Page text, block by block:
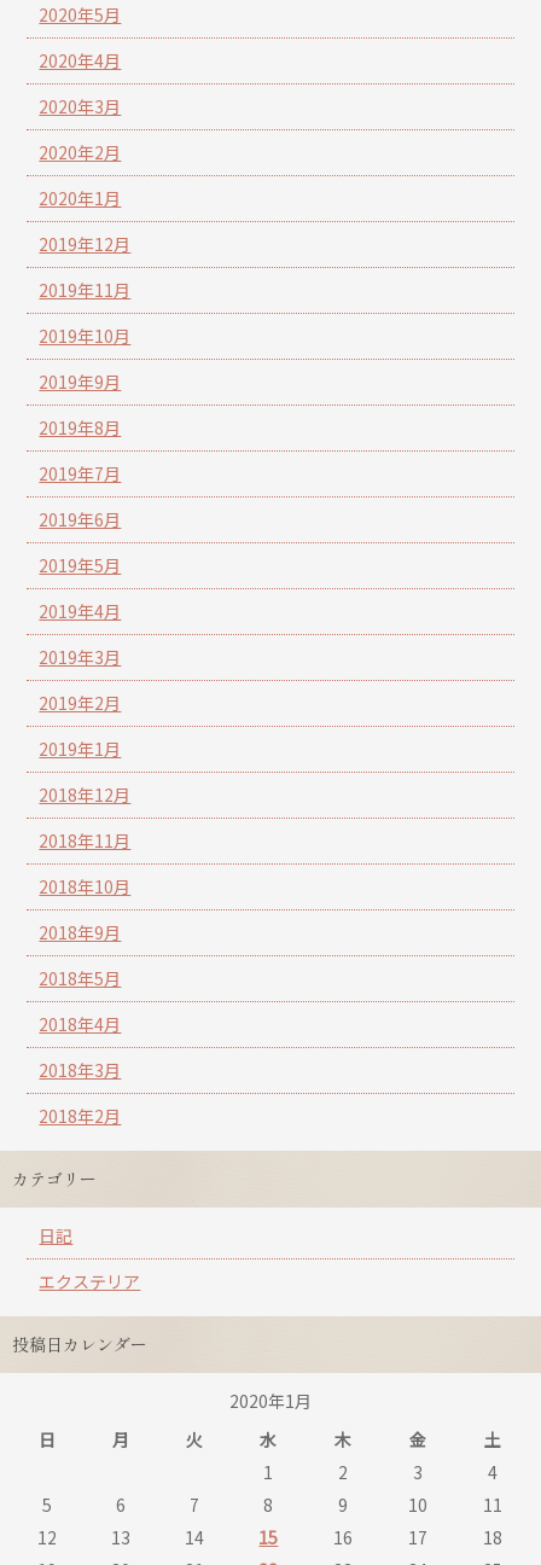
2020年5月
2020年4月
2020年3月
2020年2月
2020年1月
2019年12月
2019年11月
2019年10月
2019年9月
2019年8月
2019年7月
2019年6月
2019年5月
2019年4月
2019年3月
2019年2月
2019年1月
2018年12月
2018年11月
2018年10月
2018年9月
2018年5月
2018年4月
2018年3月
2018年2月
カテゴリー
日記
エクステリア
投稿日カレンダー
2020年1月
日
月 火 水 木 金
土
1
2 3
4
5
6 7 8 9 10
11
12
13 14 15 16 17
18